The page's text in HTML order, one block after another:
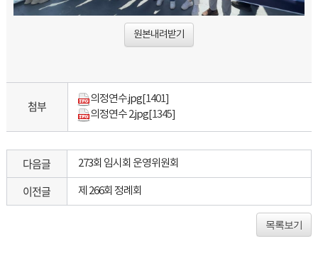
원본내려받기
첨부 의정연수.jpg[1401]
의정연수 2.jpg[1345]
다음글 273회 임시회 운영위원회
이전글 제 266회 정례회
목록보기